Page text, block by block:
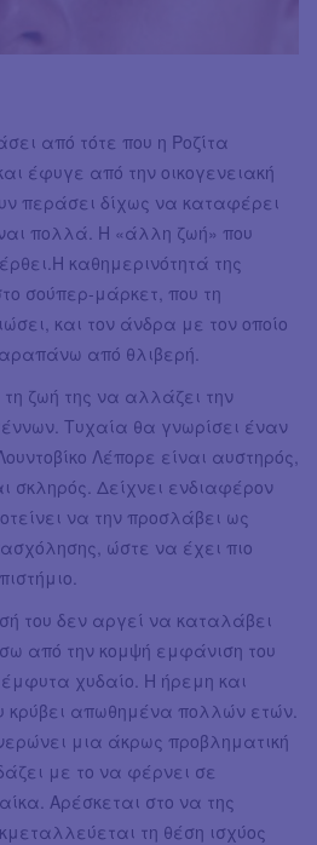
από τότε που η Ροζίτα
έφυγε από την οικογενειακή
περάσει δίχως να καταφέρει
πολλά. Η «άλλη ζωή» που
καθημερινότητά της
σούπερ-μάρκετ, που τη
και τον άνδρα με τον οποίο
από θλιβερή.
ζωή της να αλλάζει την
Τυχαία θα γνωρίσει έναν
Λέπορε είναι αυστηρός,
σκληρός. Δείχνει ενδιαφέρον
να την προσλάβει ως
ώστε να έχει πιο
του δεν αργεί να καταλάβει
από την κομψή εμφάνιση του
έμφυτα χυδαίο. Η ήρεμη και
απωθημένα πολλών ετών.
μια άκρως προβληματική
με το να φέρνει σε
Αρέσκεται στο να της
τη θέση ισχύος